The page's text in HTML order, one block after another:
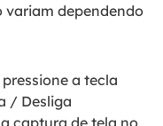
variam dependendo
a tecla
/ Desliga
captura de tela no